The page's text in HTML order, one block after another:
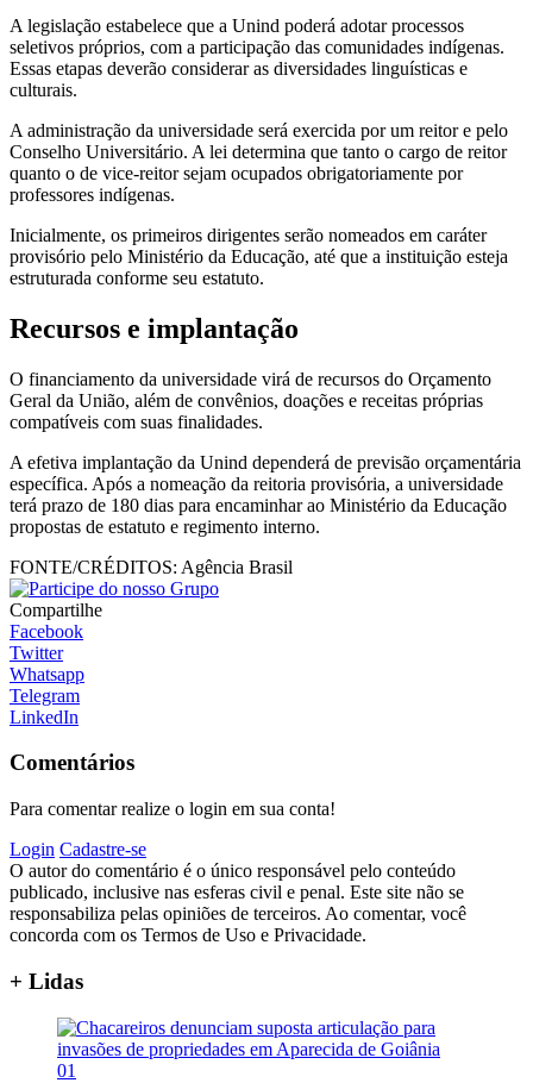
A legislação estabelece que a Unind poderá adotar processos
seletivos próprios, com a participação das comunidades indígenas.
Essas etapas deverão considerar as diversidades linguísticas e
culturais.
A administração da universidade será exercida por um reitor e pelo
Conselho Universitário. A lei determina que tanto o cargo de reitor
quanto o de vice-reitor sejam ocupados obrigatoriamente por
professores indígenas.
Inicialmente, os primeiros dirigentes serão nomeados em caráter
provisório pelo Ministério da Educação, até que a instituição esteja
estruturada conforme seu estatuto.
Recursos e implantação
O financiamento da universidade virá de recursos do Orçamento
Geral da União, além de convênios, doações e receitas próprias
compatíveis com suas finalidades.
A efetiva implantação da Unind dependerá de previsão orçamentária
específica. Após a nomeação da reitoria provisória, a universidade
terá prazo de 180 dias para encaminhar ao Ministério da Educação
propostas de estatuto e regimento interno.
FONTE/CRÉDITOS: Agência Brasil
Compartilhe
Facebook
Twitter
Whatsapp
Telegram
LinkedIn
Comentários
Para comentar realize o login em sua conta!
Login Cadastre-se
O autor do comentário é o único responsável pelo conteúdo
publicado, inclusive nas esferas civil e penal. Este site não se
responsabiliza pelas opiniões de terceiros. Ao comentar, você
concorda com os Termos de Uso e Privacidade.
+ Lidas
01